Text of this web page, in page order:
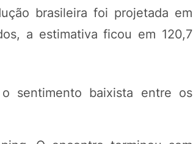
brasileira foi projetada em
a estimativa ficou em 120,7
sentimento baixista entre os